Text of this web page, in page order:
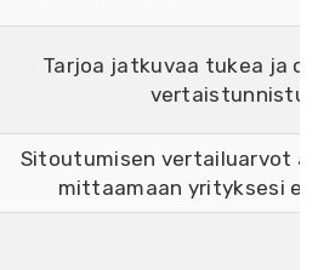
Tarjoa jatkuvaa tukea ja
vertaistunnistus
Sitoutumisen vertailuarvot
mittaamaan yrityksesi